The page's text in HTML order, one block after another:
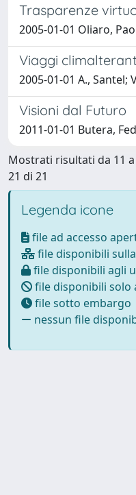
Trasparenze
2005-01-01 Oliaro,
Viaggi
2005-01-01 A., Santel;
Visioni dal Futuro
2011-01-01 Butera,
Mostrati risultati da 11 a
21 di 21
Legenda icone
file ad accesso
file disponibili
file disponibili agli
file disponibili
file sotto embargo
nessun file